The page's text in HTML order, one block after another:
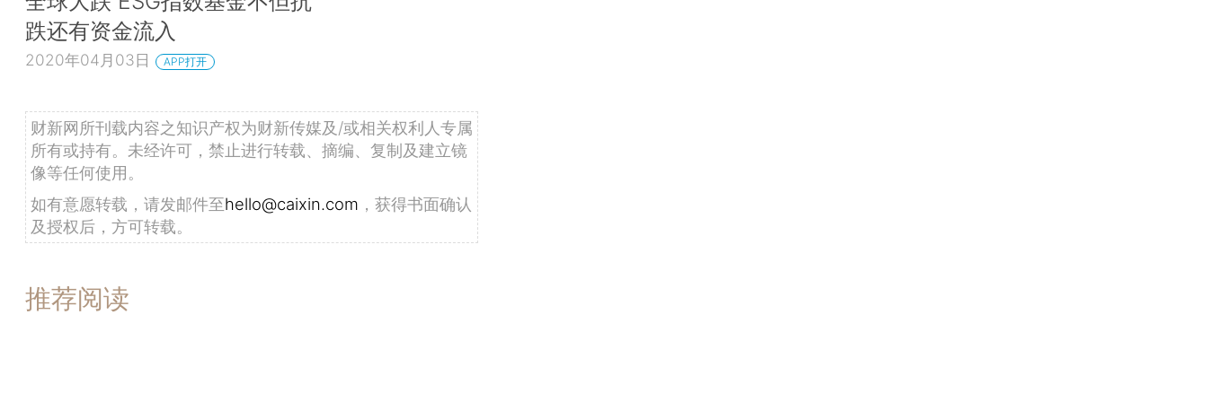
跌还有资金流入
2020年04月03日 APP打开
财新网所刊载内容之知识产权为财新传媒及/或相关权利人专属
所有或持有。未经许可，禁止进行转载、摘编、复制及建立镜
像等任何使用。
如有意愿转载，请发邮件至hello@caixin.com ，获得书面确认
及授权后，方可转载。
推荐阅读